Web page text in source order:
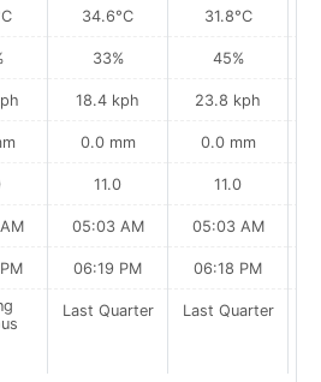
34.6°C
33%
18.4 kph
0.0 mm
11.0
05:03 AM
06:19 PM
Last Quarter
31.8°C
45%
23.8 kph
0.0 mm
11.0
05:03 AM
06:18 PM
Last Quarter